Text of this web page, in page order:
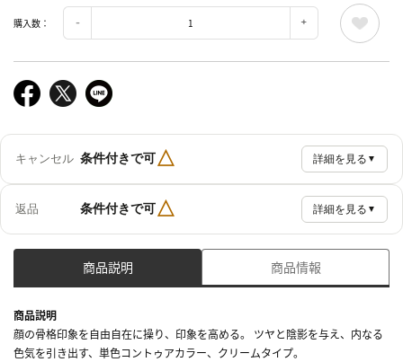
購入数：
キャンセル 条件付きで可△ 詳細を見る ▼
返品 条件付きで可△ 詳細を見る ▼
商品説明 商品情報
商品説明
顔の骨格印象を自由自在に操り、印象を高める。 ツヤと陰影を与え、内なる
色気を引き出す、単色コントゥアカラー、クリームタイプ。